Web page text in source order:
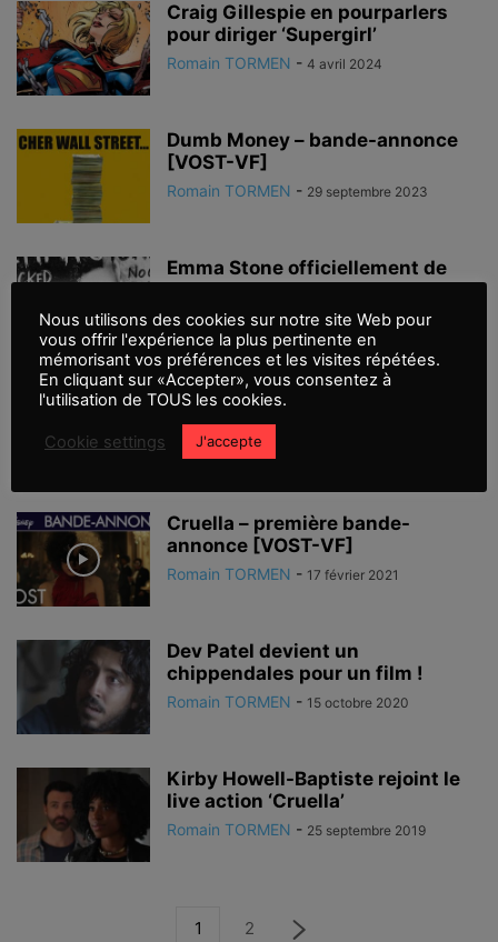
Craig Gillespie en pourparlers
pour diriger ‘Supergirl’
Romain TORMEN - 4 avril 2024
Dumb Money – bande-annonce
[VOST-VF]
Romain TORMEN - 29 septembre 2023
Emma Stone officiellement de
Romain TORMEN - 14 août 2021
Cruella – nouvelle bande-
Romain TORMEN
Cruella – première bande-
annonce [VOST-VF]
Romain TORMEN - 17 février 2021
Dev Patel devient un
chippendales pour un film !
Romain TORMEN - 15 octobre 2020
Kirby Howell-Baptiste rejoint le
live action ‘Cruella’
Romain TORMEN - 25 septembre 2019
1 2
Nous utilisons des cookies sur notre site Web pour
vous offrir l'expérience la plus pertinente en
mémorisant vos préférences et les visites répétées.
En cliquant sur «Accepter», vous consentez à
l'utilisation de TOUS les cookies.
Cookie settings J'accepte